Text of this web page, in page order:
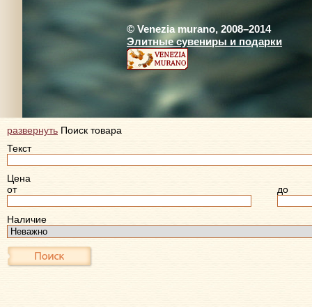
© Venezia murano, 2008–2014
Элитные сувениры и подарки
развернуть Поиск товара
Текст
Цена
от
до
Наличие